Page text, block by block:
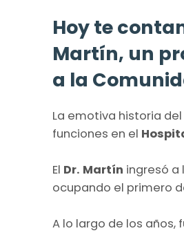
Hoy te
Martín, un
a la
La emotiva historia
funciones en el
El Dr. Martín ingresó a
ocupando el primero
A lo largo de los años,